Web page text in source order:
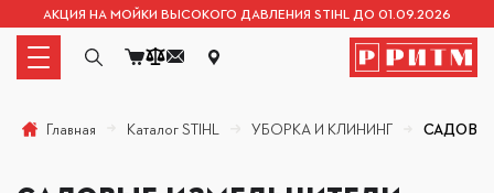
АКЦИЯ НА МОЙКИ ВЫСОКОГО ДАВЛЕНИЯ STIHL ДО 01.09.2026
Главная Каталог STIHL УБОРКА И КЛИНИНГ